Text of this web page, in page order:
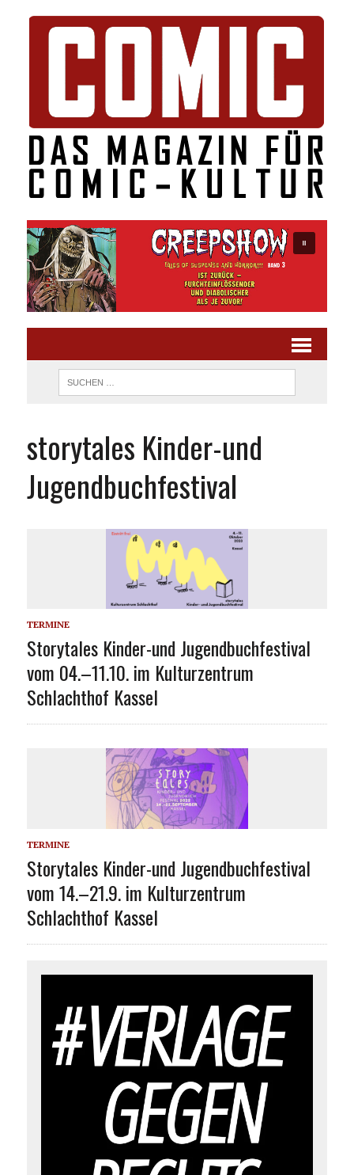
storytales Kinder-und
Jugendbuchfestival
TERMINE
Storytales Kinder-und Jugendbuchfestival
vom 04.–11.10. im Kulturzentrum
Schlachthof Kassel
TERMINE
Storytales Kinder-und Jugendbuchfestival
vom 14.–21.9. im Kulturzentrum
Schlachthof Kassel